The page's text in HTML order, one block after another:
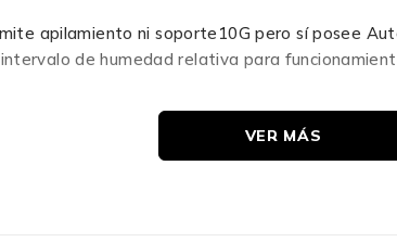
apilamiento ni soporte10G pero sí posee
de humedad relativa para
VER MÁS